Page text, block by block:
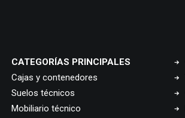
CATEGORÍAS PRINCIPALES
Cajas y contenedores
Suelos técnicos
Mobiliario técnico